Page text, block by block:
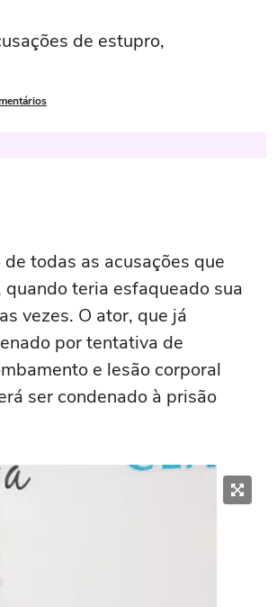
de estupro,
todas as acusações que
teria esfaqueado sua
vezes. O ator, que já
por tentativa de
e lesão corporal
ser condenado à prisão